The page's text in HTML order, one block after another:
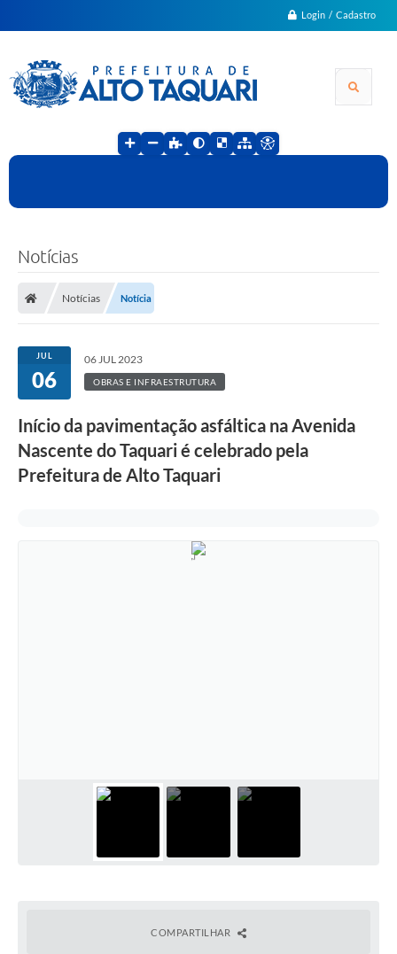
Login / Cadastro
Notícias
Notícias Notícia
JUL
06
06 JUL 2023
OBRAS E INFRAESTRUTURA
Início da pavimentação asfáltica na Avenida
Nascente do Taquari é celebrado pela
Prefeitura de Alto Taquari
COMPARTILHAR